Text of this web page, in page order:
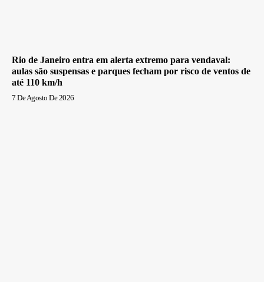
Rio de Janeiro entra em alerta extremo para vendaval:
aulas são suspensas e parques fecham por risco de ventos de
até 110 km/h
7 De Agosto De 2026